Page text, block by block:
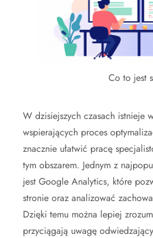
Co to jest
W dzisiejszych czasach istnieje
wspierających proces
znacznie ułatwić pracę
tym obszarem. Jednym z
jest Google Analytics, które
stronie oraz analizować
Dzięki temu można lepiej
przyciągają uwagę